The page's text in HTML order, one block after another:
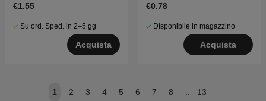
€1.55
Su ord. Sped. in 2–5 gg
Acquista
€0.78
Disponibile in magazzino
Acquista
1 2 3 4 5 6 7 8 13